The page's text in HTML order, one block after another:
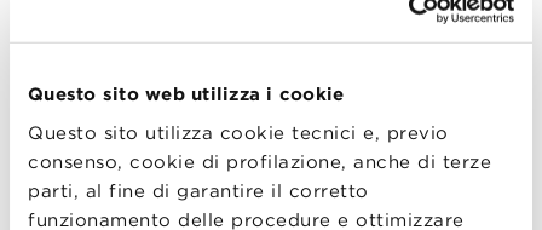
Questo sito web utilizza i cookie
Questo sito utilizza cookie tecnici e, previo
consenso, cookie di profilazione, anche di terze
parti, al fine di garantire il corretto
funzionamento delle procedure e ottimizzare
Bologna Business School ospiterà nella sua
Sidoli, Presidente e Amministratore Delegato
di Philip Morris Italia.
Eugenio Sidoli, nato a Reggio Emilia, ha